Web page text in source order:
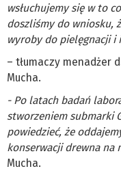
wsłuchujemy się w to
doszliśmy do wniosku,
wyroby do pielęgnacji i
– tłumaczy menadżer
Mucha.
- Po latach badań
stworzeniem submarki
powiedzieć, że
konserwacji drewna na
Mucha.